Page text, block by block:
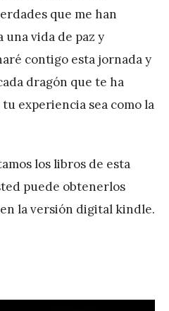
que me han
una vida de paz y
contigo esta jornada y
dragón que te ha
experiencia sea como la
los libros de esta
puede obtenerlos
la versión digital kindle.